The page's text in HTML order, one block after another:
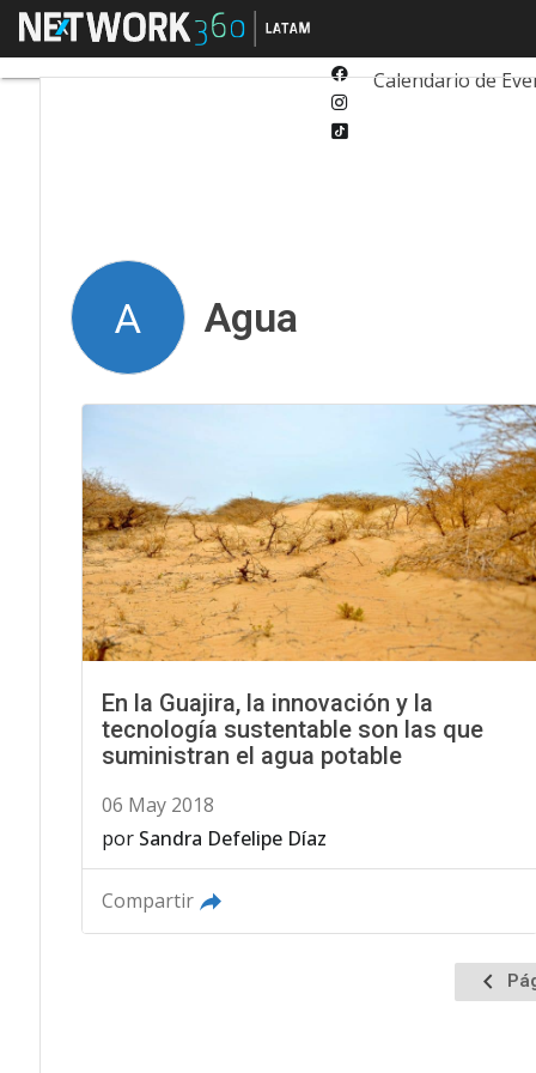
Menú
Facebook
Calendario de
A Agua
En la Guajira, la innovación y la
tecnología sustentable son las que
suministran el agua potable
06 May 2018
por Sandra Defelipe Díaz
Compartir
Ir
a